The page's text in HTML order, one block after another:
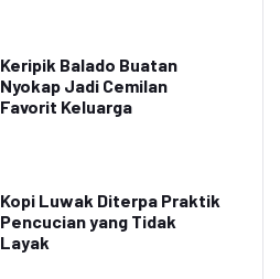
Keripik Balado Buatan
Nyokap Jadi Cemilan
Favorit Keluarga
Kopi Luwak Diterpa Praktik
Pencucian yang Tidak
Layak